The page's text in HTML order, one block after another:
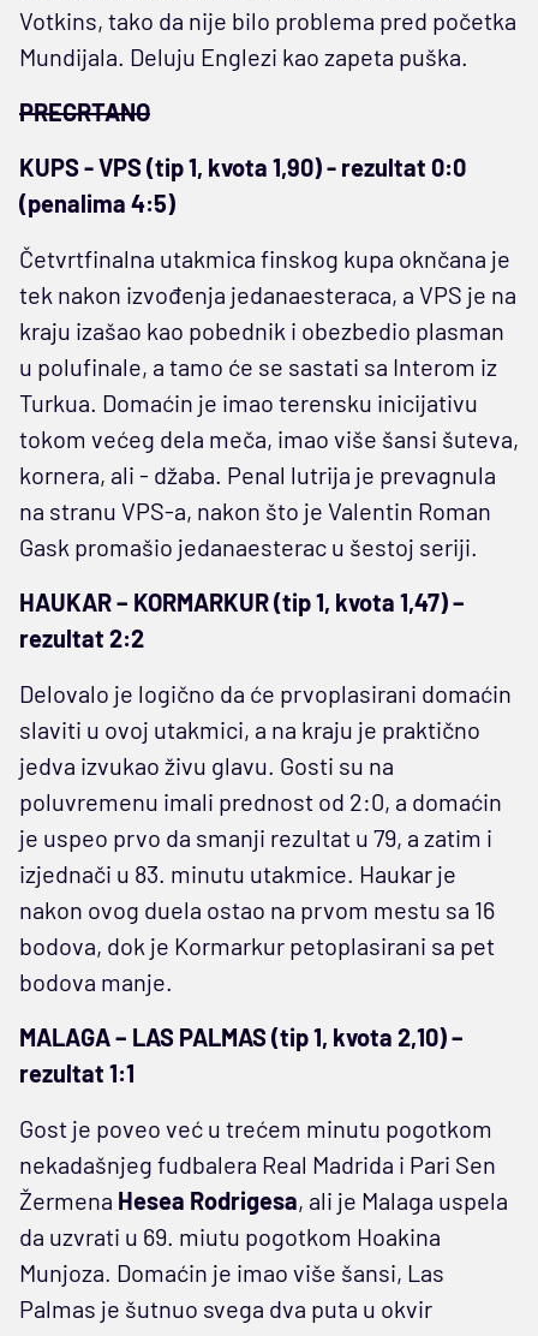
Votkins, tako da nije bilo problema pred početka
Mundijala. Deluju Englezi kao zapeta puška.
PRECRTANO
KUPS - VPS (tip 1, kvota 1,90) - rezultat 0:0
(penalima 4:5)
Četvrtfinalna utakmica finskog kupa oknčana je
tek nakon izvođenja jedanaesteraca, a VPS je na
kraju izašao kao pobednik i obezbedio plasman
u polufinale, a tamo će se sastati sa Interom iz
Turkua. Domaćin je imao terensku inicijativu
tokom većeg dela meča, imao više šansi šuteva,
kornera, ali - džaba. Penal lutrija je prevagnula
na stranu VPS-a, nakon što je Valentin Roman
Gask promašio jedanaesterac u šestoj seriji.
HAUKAR – KORMARKUR (tip 1, kvota 1,47) –
rezultat 2:2
Delovalo je logično da će prvoplasirani domaćin
slaviti u ovoj utakmici, a na kraju je praktično
jedva izvukao živu glavu. Gosti su na
poluvremenu imali prednost od 2:0, a domaćin
je uspeo prvo da smanji rezultat u 79, a zatim i
izjednači u 83. minutu utakmice. Haukar je
nakon ovog duela ostao na prvom mestu sa 16
bodova, dok je Kormarkur petoplasirani sa pet
bodova manje.
MALAGA – LAS PALMAS (tip 1, kvota 2,10) –
rezultat 1:1
Gost je poveo već u trećem minutu pogotkom
nekadašnjeg fudbalera Real Madrida i Pari Sen
Žermena Hesea Rodrigesa, ali je Malaga uspela
da uzvrati u 69. miutu pogotkom Hoakina
Munjoza. Domaćin je imao više šansi, Las
Palmas je šutnuo svega dva puta u okvir